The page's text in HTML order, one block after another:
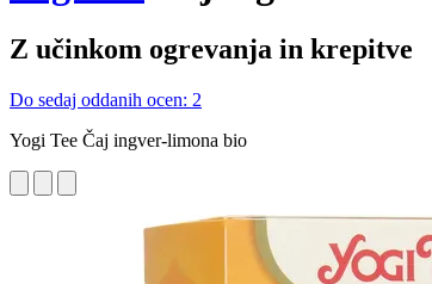
Z učinkom ogrevanja in krepitve
Do sedaj oddanih ocen: 2
Yogi Tee Čaj ingver-limona bio